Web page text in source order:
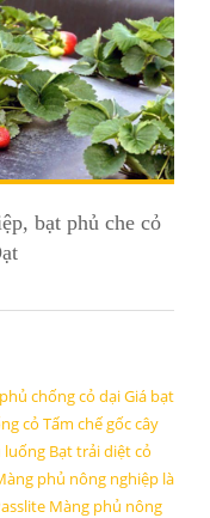
bạt phủ che cỏ
chống cỏ dạiGiá bạt
cỏ Tấm chế gốc cây
luống Bạt trải diệt cỏ
phủ nông nghiệp là
Màng phủ nông